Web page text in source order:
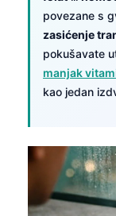
povezane s
zasićenje
pokušavate
manjak
kao jedan